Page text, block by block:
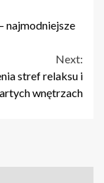
najmodniejsze
Next:
stref relaksu i
wnętrzach